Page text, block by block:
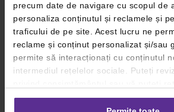
precum date de navigare cu scopul de
personaliza conținutul și reclamele și
traficului de pe site. Acest lucru ne
reclame și conținut personalizat și/sau
permite să interacționați cu conținutul
intermediul rețelelor sociale. Puteți
consimțământul oricând, făcând click
setările dvs. de cookie-uri.